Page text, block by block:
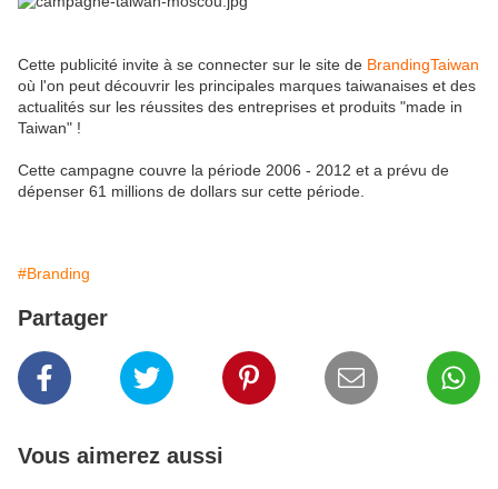
Cette publicité invite à se connecter sur le site de BrandingTaiwan
où l'on peut découvrir les principales marques taiwanaises et des
actualités sur les réussites des entreprises et produits "made in
Taiwan" !
Cette campagne couvre la période 2006 - 2012 et a prévu de
dépenser 61 millions de dollars sur cette période.
#Branding
Partager
Vous aimerez aussi